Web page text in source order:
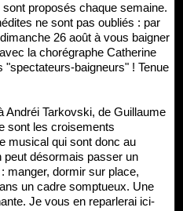
proposés chaque semaine.
ne sont pas oubliés : par
26 août à vous baigner
la chorégraphe Catherine
baigneurs" ! Tenue
Andréi Tarkovski, de Guillaume
sont les croisements
musical qui sont donc au
peut désormais passer un
manger, dormir sur place,
un cadre somptueux. Une
Je vous en reparlerai ici-